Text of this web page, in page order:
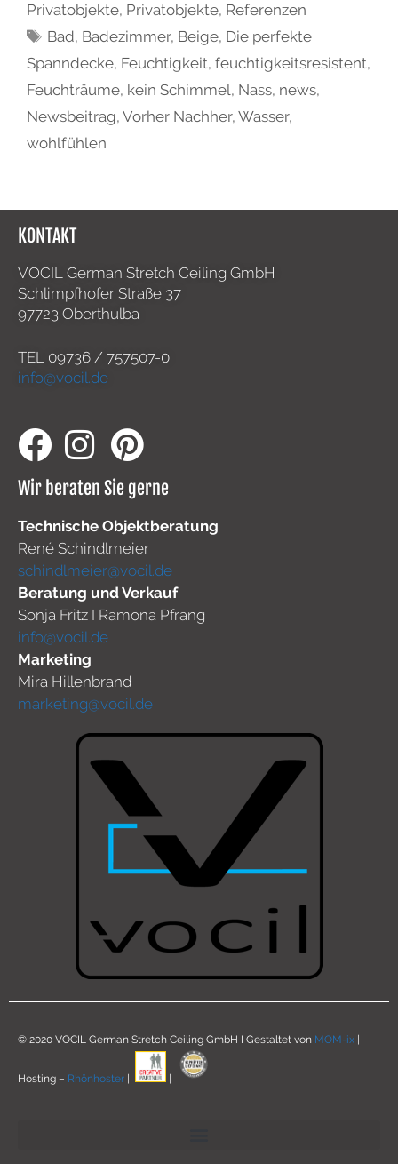
Privatobjekte, Privatobjekte, Referenzen
Bad, Badezimmer, Beige, Die perfekte
Spanndecke, Feuchtigkeit, feuchtigkeitsresistent,
Feuchträume, kein Schimmel, Nass, news,
Newsbeitrag, Vorher Nachher, Wasser,
wohlfühlen
KONTAKT
VOCIL German Stretch Ceiling GmbH
Schlimpfhofer Straße 37
97723 Oberthulba
TEL 09736 / 757507-0
info@vocil.de
Wir beraten Sie gerne
Technische Objektberatung
René Schindlmeier
schindlmeier@vocil.de
Beratung und Verkauf
Sonja Fritz I Ramona Pfrang
info@vocil.de
Marketing
Mira Hillenbrand
marketing@vocil.de
© 2020 VOCIL German Stretch Ceiling GmbH I Gestaltet von MOM-ix |
Hosting – Rhönhoster | |